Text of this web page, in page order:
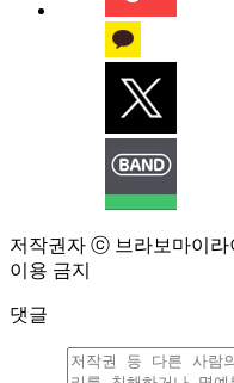
저작권자 ⓒ 브라보마이라
이용 금지
댓글